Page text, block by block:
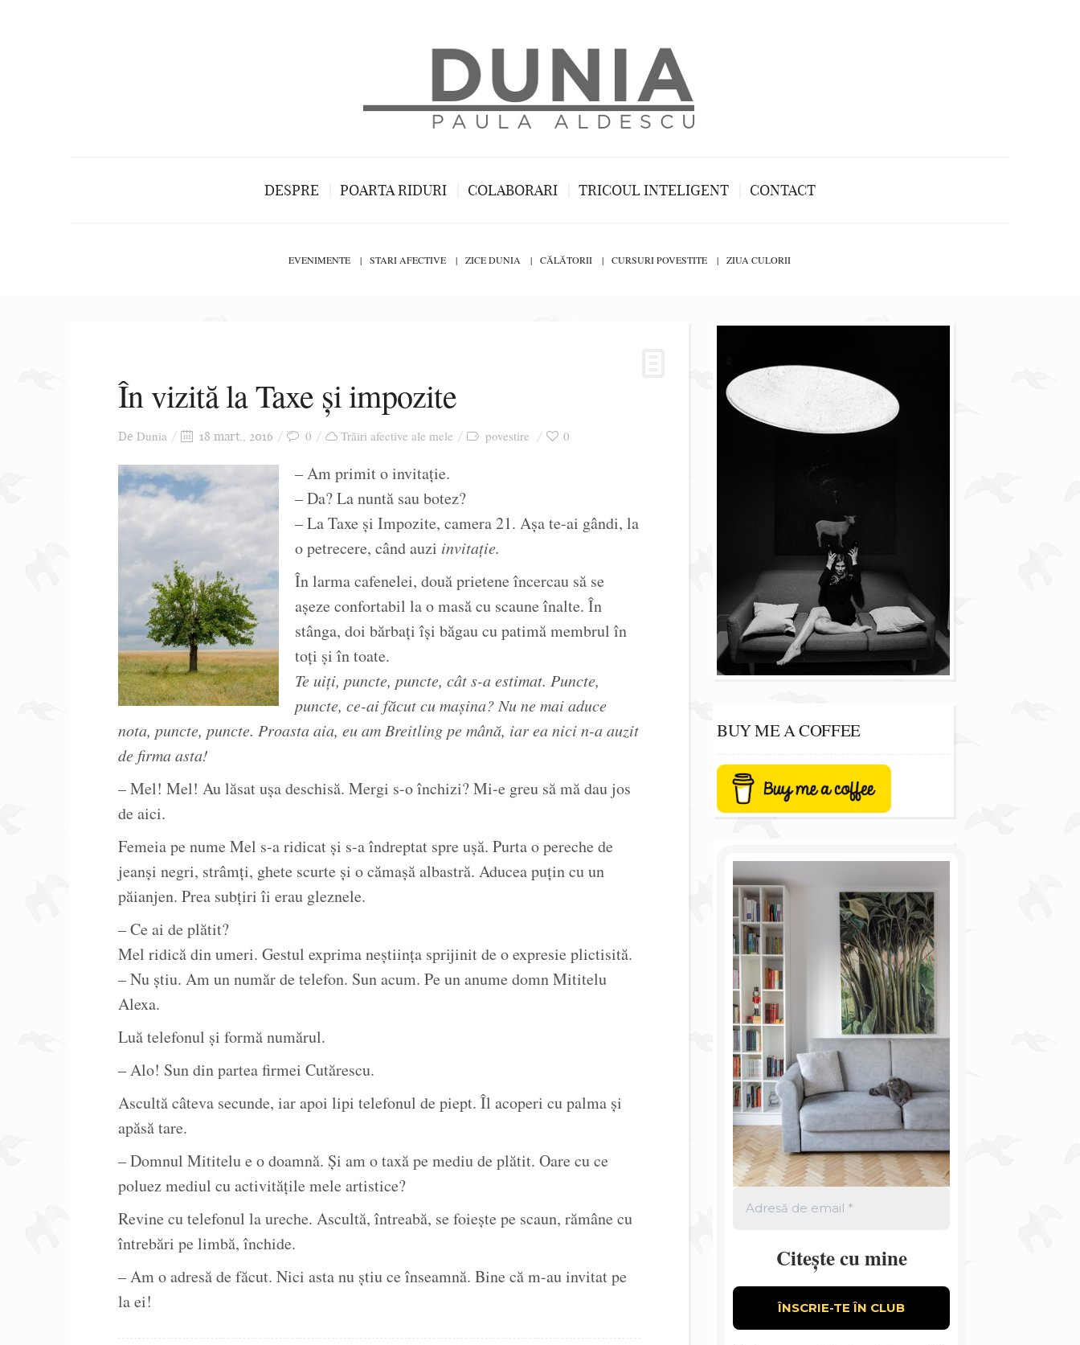
DESPRE POARTA RIDURI COLABORARI TRICOUL INTELIGENT CONTACT
EVENIMENTE STARI AFECTIVE ZICE DUNIA CĂLĂTORII CURSURI POVESTITE ZIUA CULORII
În vizită la Taxe și impozite
De Dunia 18 mart., 2016 0 Trăiri afective ale mele povestire 0
– Am primit o invitație.
– Da? La nuntă sau botez?
– La Taxe și Impozite, camera 21. Așa te-ai gândi, la
o petrecere, când auzi invitație.
În larma cafenelei, două prietene încercau să se
așeze confortabil la o masă cu scaune înalte. În
stânga, doi bărbați își băgau cu patimă membrul în
toți și în toate.
Te uiți, puncte, puncte, cât s-a estimat. Puncte,
puncte, ce-ai făcut cu mașina? Nu ne mai aduce
nota, puncte, puncte. Proasta aia, eu am Breitling pe mână, iar ea nici n-a auzit
de firma asta!
– Mel! Mel! Au lăsat ușa deschisă. Mergi s-o închizi? Mi-e greu să mă dau jos
de aici.
Femeia pe nume Mel s-a ridicat și s-a îndreptat spre ușă. Purta o pereche de
jeanși negri, strâmți, ghete scurte și o cămașă albastră. Aducea puțin cu un
păianjen. Prea subțiri îi erau gleznele.
– Ce ai de plătit?
Mel ridică din umeri. Gestul exprima neștiința sprijinit de o expresie plictisită.
– Nu știu. Am un număr de telefon. Sun acum. Pe un anume domn Mititelu
Alexa.
Luă telefonul și formă numărul.
– Alo! Sun din partea firmei Cutărescu.
Ascultă câteva secunde, iar apoi lipi telefonul de piept. Îl acoperi cu palma și
apăsă tare.
– Domnul Mititelu e o doamnă. Și am o taxă pe mediu de plătit. Oare cu ce
poluez mediul cu activitățile mele artistice?
Revine cu telefonul la ureche. Ascultă, întreabă, se foiește pe scaun, rămâne cu
întrebări pe limbă, închide.
– Am o adresă de făcut. Nici asta nu știu ce înseamnă. Bine că m-au invitat pe
la ei!
BUY ME A COFFEE
Citește cu mine